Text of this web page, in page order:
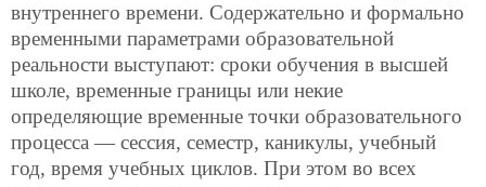
внутреннего времени. Содержательно и формально
временными параметрами образовательной
реальности выступают: сроки обучения в высшей
школе, временные границы или некие
определяющие временные точки образовательного
процесса — сессия, семестр, каникулы, учебный
год, время учебных циклов. При этом во всех